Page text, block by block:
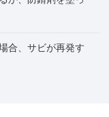
合、サビが再発す